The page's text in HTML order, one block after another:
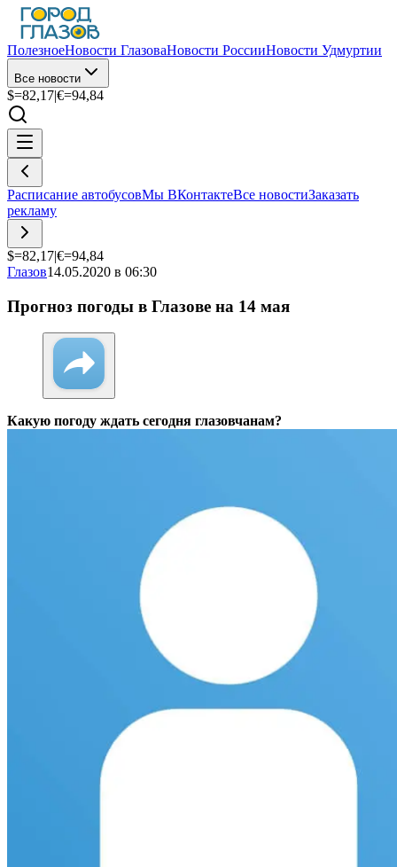
ПолезноеНовости ГлазоваНовости РоссииНовости Удмуртии
Все новости
$=82,17|€=94,84
Расписание автобусовМы ВКонтактеВсе новостиЗаказать
рекламу
$=82,17|€=94,84
Глазов14.05.2020 в 06:30
Прогноз погоды в Глазове на 14 мая
Какую погоду ждать сегодня глазовчанам?